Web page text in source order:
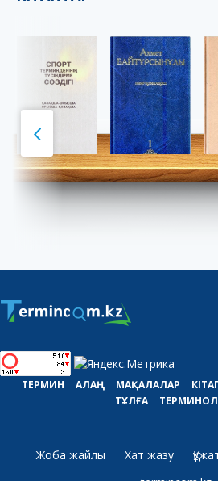
ТЕРМИН АЛАҢ МАҚАЛАЛАР
ТҰЛҒА
Жоба жайлы Хат жазу